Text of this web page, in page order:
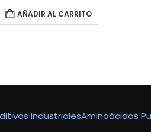
original
era:
AÑADIR AL CARRITO
IndustrialesAminoácidos